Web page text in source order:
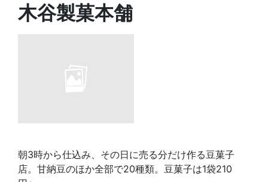
木谷製菓本舗
朝3時から仕込み、その日に売る分だけ作る豆菓子
店。甘納豆のほか全部で20種類。豆菓子は1袋210